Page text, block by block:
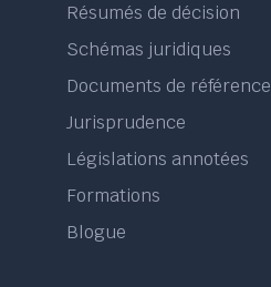
Résumés de décision
Schémas juridiques
Documents de référence
Jurisprudence
Législations annotées
Formations
Blogue